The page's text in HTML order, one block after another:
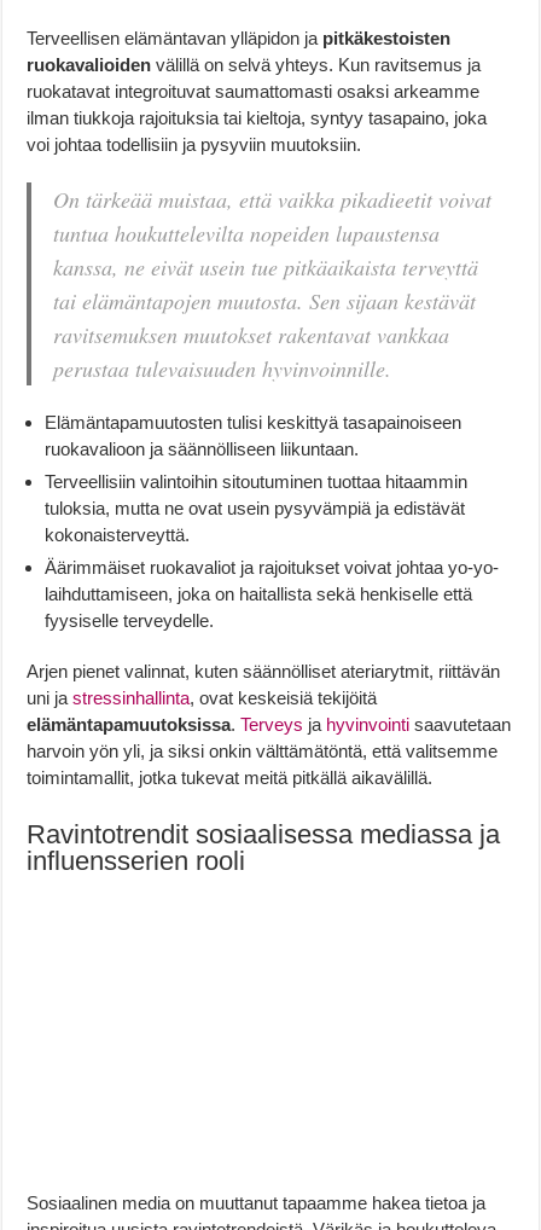
Terveellisen elämäntavan ylläpidon ja pitkäkestoisten
ruokavalioiden välillä on selvä yhteys. Kun ravitsemus ja
ruokatavat integroituvat saumattomasti osaksi arkeamme
ilman tiukkoja rajoituksia tai kieltoja, syntyy tasapaino, joka
voi johtaa todellisiin ja pysyviin muutoksiin.
On tärkeää muistaa, että vaikka pikadieetit voivat
tuntua houkuttelevilta nopeiden lupaustensa
kanssa, ne eivät usein tue pitkäaikaista terveyttä
tai elämäntapojen muutosta. Sen sijaan kestävät
ravitsemuksen muutokset rakentavat vankkaa
perustaa tulevaisuuden hyvinvoinnille.
Elämäntapamuutosten tulisi keskittyä tasapainoiseen
ruokavalioon ja säännölliseen liikuntaan.
Terveellisiin valintoihin sitoutuminen tuottaa hitaammin
tuloksia, mutta ne ovat usein pysyvämpiä ja edistävät
kokonaisterveyttä.
Äärimmäiset ruokavaliot ja rajoitukset voivat johtaa yo-yo-
laihduttamiseen, joka on haitallista sekä henkiselle että
fyysiselle terveydelle.
Arjen pienet valinnat, kuten säännölliset ateriarytmit, riittävän
uni jastressinhallinta, ovat keskeisiä tekijöitä
elämäntapamuutoksissa.Terveys ja hyvinvointi saavutetaan
harvoin yön yli, ja siksi onkin välttämätöntä, että valitsemme
toimintamallit, jotka tukevat meitä pitkällä aikavälillä.
Ravintotrendit sosiaalisessa mediassa ja
influensserien rooli
Sosiaalinen media on muuttanut tapaamme hakea tietoa ja